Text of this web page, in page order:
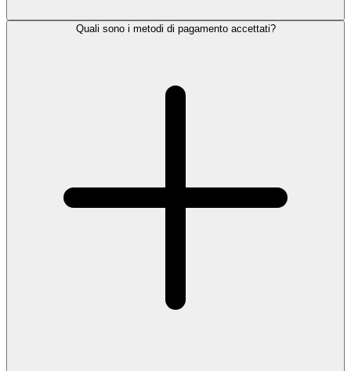
Quali sono i metodi di pagamento accettati?